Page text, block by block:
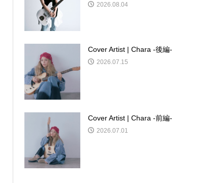
2026.08.04
Cover Artist | Chara -後編-
2026.07.15
Cover Artist | Chara -前編-
2026.07.01